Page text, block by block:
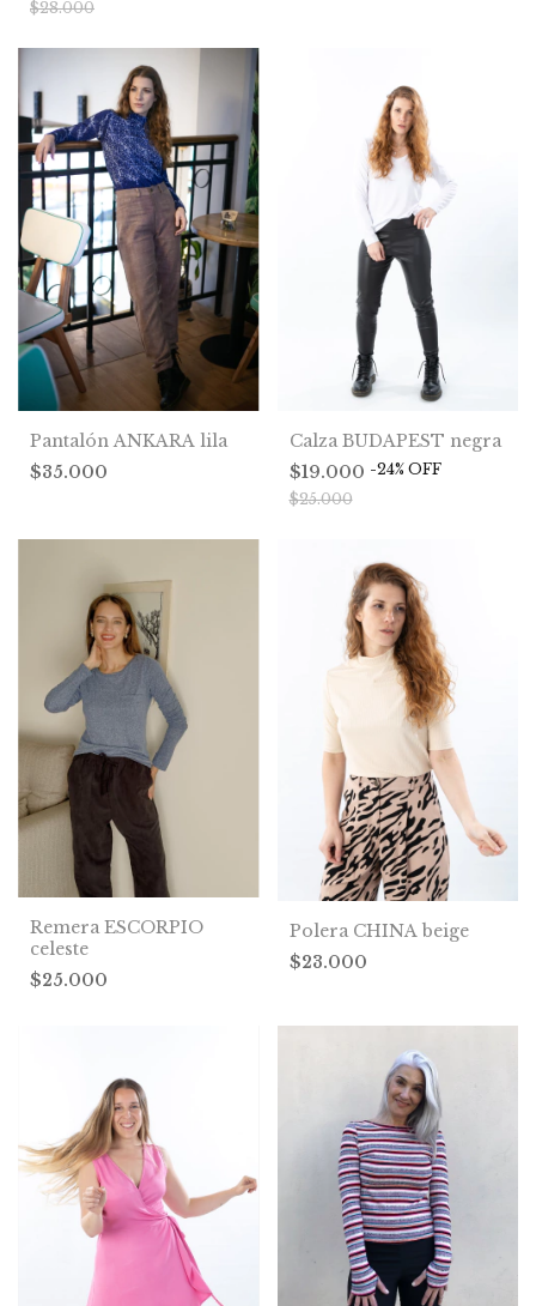
$28.000
Pantalón ANKARA lila
$35.000
Calza BUDAPEST negra
$19.000 -24% OFF
$25.000
Remera ESCORPIO
celeste
$25.000
Polera CHINA beige
$23.000